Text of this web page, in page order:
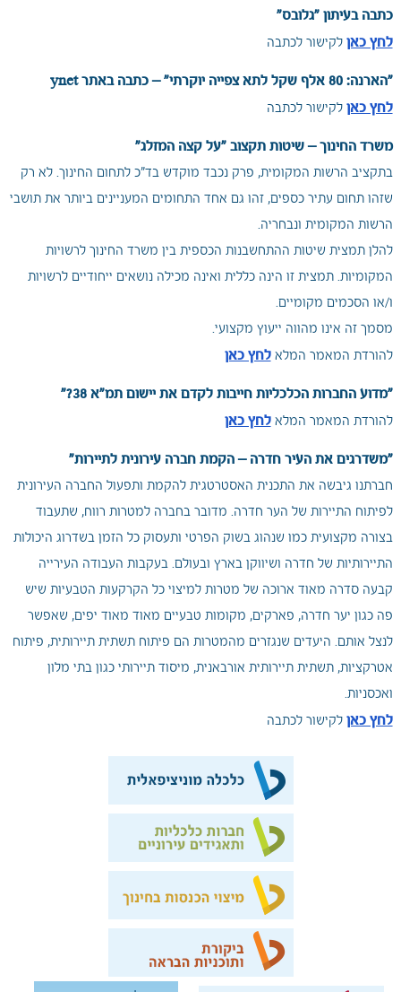
כתבה בעיתון "גלובס"
לחץ כאן לקישור לכתבה
"הארנה: 80 אלף שקל לתא צפייה יוקרתי" – כתבה באתר ynet
לחץ כאן לקישור לכתבה
משרד החינוך – שיטות תקצוב "על קצה המזלג"
בתקציב הרשות המקומית, פרק נכבד מוקדש בד"כ לתחום החינוך. לא רק
שזהו תחום עתיר כספים, זהו גם אחד התחומים המעניינים ביותר את תושבי
הרשות המקומית ונבחריה.
להלן תמצית שיטות ההתחשבנות הכספית בין משרד החינוך לרשויות
המקומיות. תמצית זו הינה כללית ואינה מכילה נושאים ייחודיים לרשויות
ו/או הסכמים מקומיים.
מסמך זה אינו מהווה ייעוץ מקצועי.
להורדת המאמר המלאלחץ כאן
“מדוע החברות הכלכליות חייבות לקדם את יישום תמ“א 38?“
להורדת המאמר המלאלחץ כאן
"משדרגים את העיר חדרה – הקמת חברה עירונית לתיירות"
חברתנו גיבשה את התכנית האסטרטגית להקמת ותפעול החברה העירונית
לפיתוח התיירות של הער חדרה. מדובר בחברה למטרות רווח, שתעבוד
בצורה מקצועית כמו שנהוג בשוק הפרטי ותעסוק כל הזמן בשדרוג היכולות
התיירותיות של חדרה ושיווקן בארץ ובעולם. בעקבות העבודה העירייה
קבעה סדרה מאוד ארוכה של מטרות למיצוי כל הקרקעות הטבעיות שיש
פה כגון יער חדרה, פארקים, מקומות טבעיים מאוד מאוד יפים, שאפשר
לנצל אותם. היעדים שנגזרים מהמטרות הם פיתוח תשתית תיירותית, פיתוח
אטרקציות, תשתית תיירותית אורבאנית, מיסוד תיירותי כגון בתי מלון
ואכסניות.
לחץ כאן לקישור לכתבה